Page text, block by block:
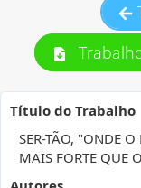
Título do Trabalho
SER-TÃO, "ONDE
MAIS FORTE QUE